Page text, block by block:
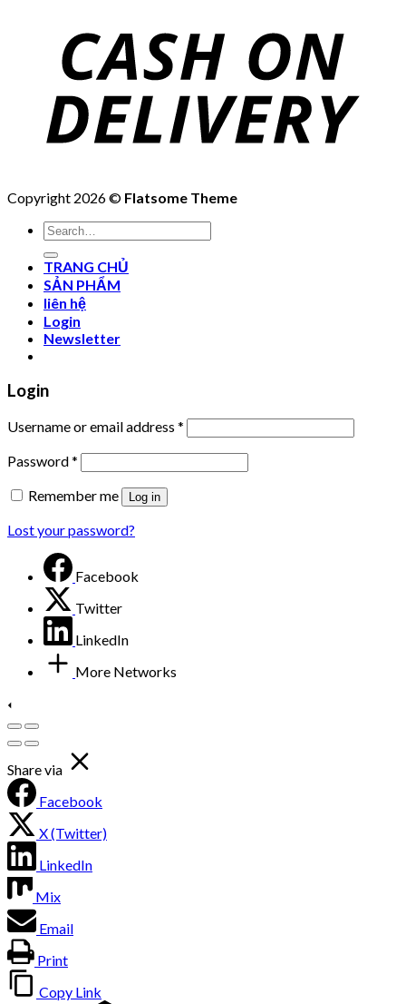
Copyright 2026 © Flatsome Theme
Search
for:
TRANG CHỦ
SẢN PHẨM
liên hệ
Login
Newsletter
Login
Username or email address *
Password*
Remember me
Log in
Lost your password?
Facebook
Twitter
LinkedIn
More Networks
Share via
Facebook
X (Twitter)
LinkedIn
Mix
Email
Print
Copy Link